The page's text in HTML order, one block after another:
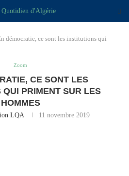
démocratie, ce sont les institutions qui
Zoom
CE SONT LES
QUI PRIMENT SUR LES
HOMMES
LQA 11 novembre 2019